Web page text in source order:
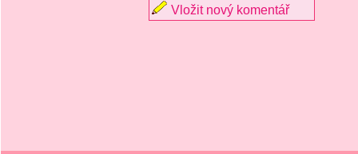
Vložit nový komentář